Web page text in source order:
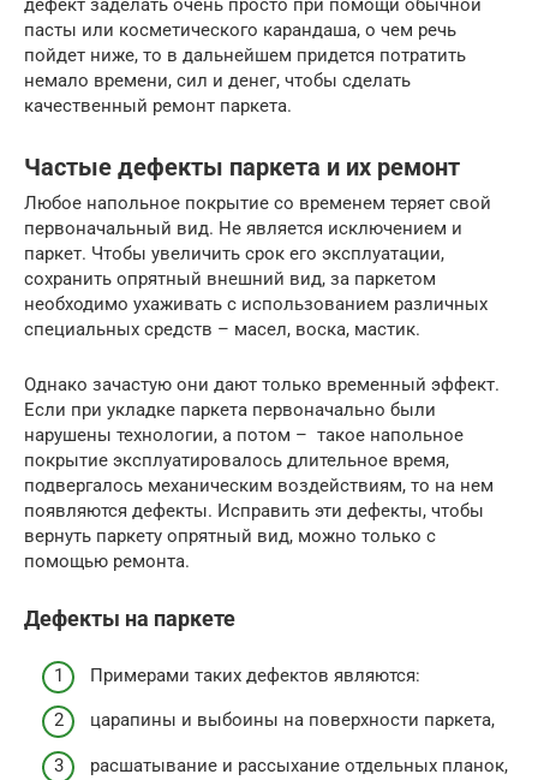
дефект заделать очень просто при помощи обычной
пасты или косметического карандаша, о чем речь
пойдет ниже, то в дальнейшем придется потратить
немало времени, сил и денег, чтобы сделать
качественный ремонт паркета.
Частые дефекты паркета и их ремонт
Любое напольное покрытие со временем теряет свой
первоначальный вид. Не является исключением и
паркет. Чтобы увеличить срок его эксплуатации,
сохранить опрятный внешний вид, за паркетом
необходимо ухаживать с использованием различных
специальных средств – масел, воска, мастик.
Однако зачастую они дают только временный эффект.
Если при укладке паркета первоначально были
нарушены технологии, а потом – такое напольное
покрытие эксплуатировалось длительное время,
подвергалось механическим воздействиям, то на нем
появляются дефекты. Исправить эти дефекты, чтобы
вернуть паркету опрятный вид, можно только с
помощью ремонта.
Дефекты на паркете
Примерами таких дефектов являются:
царапины и выбоины на поверхности паркета,
расшатывание и рассыхание отдельных планок,